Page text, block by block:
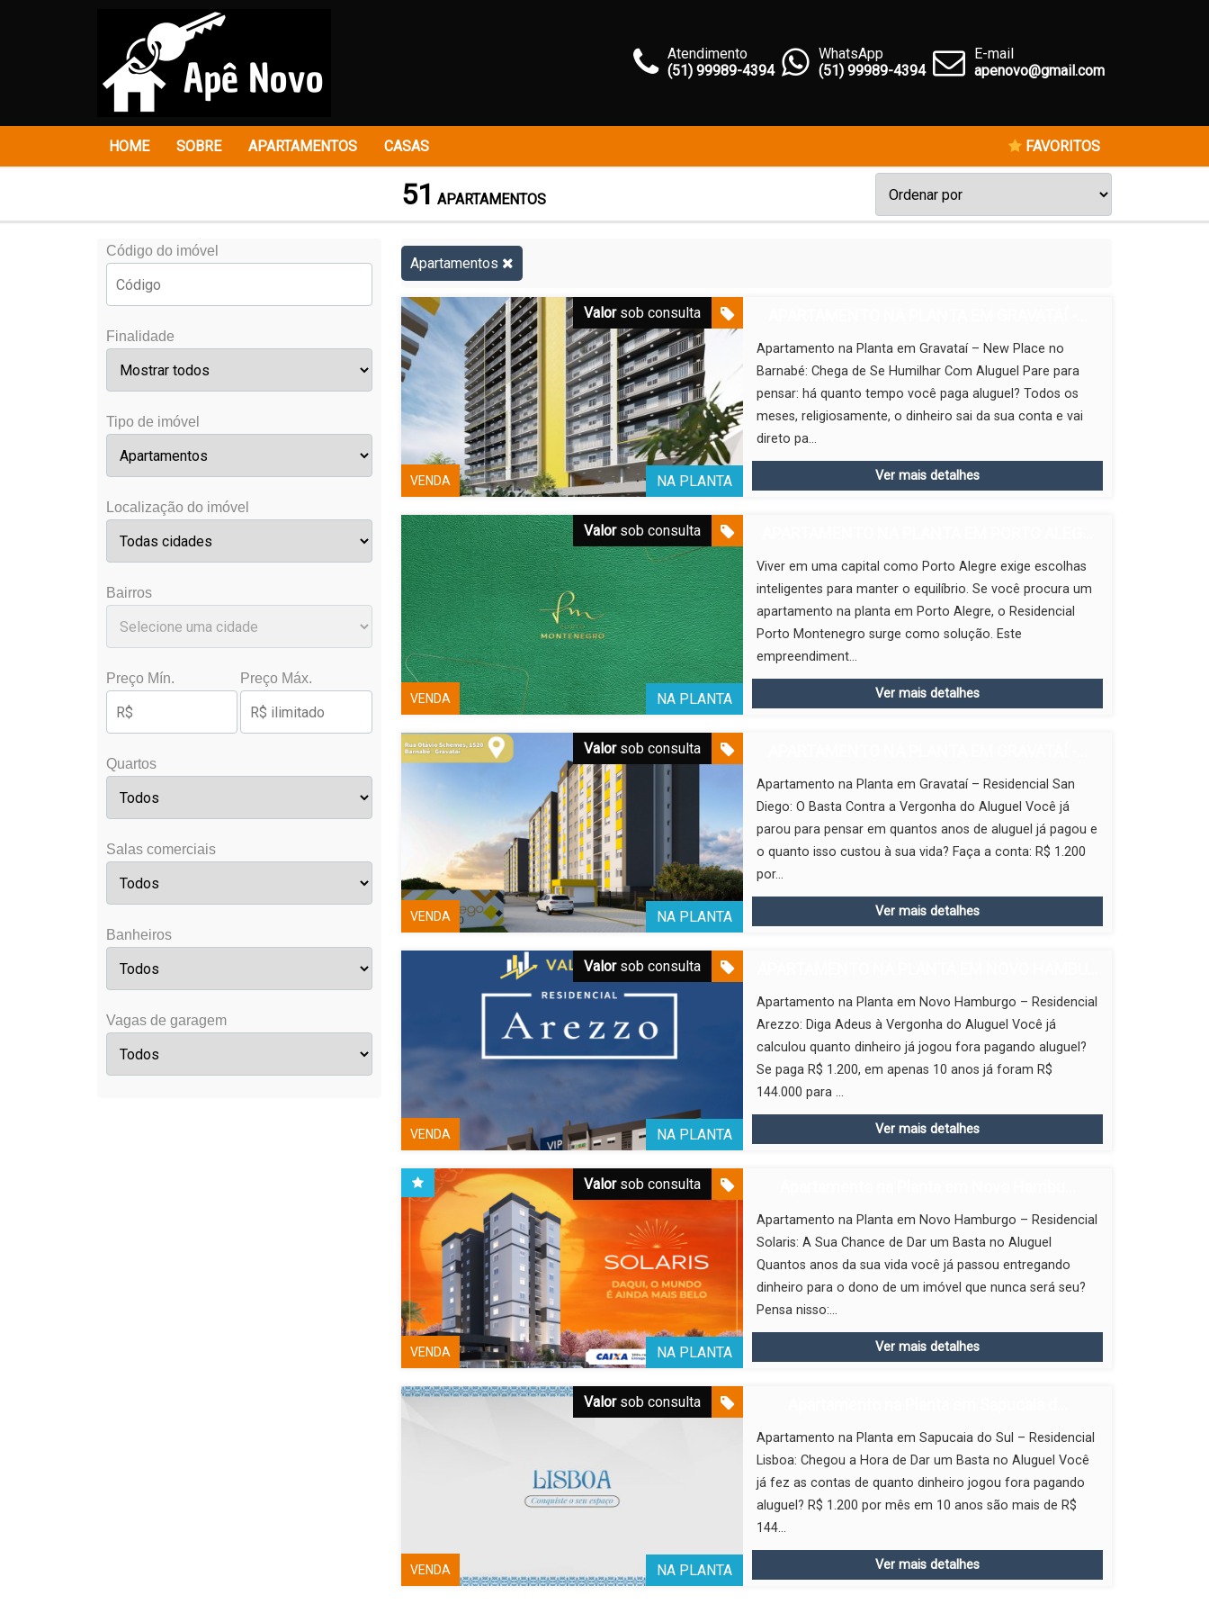
Atendimento
(51) 99989-4394
WhatsApp
(51) 99989-4394
E-mail
apenovo@gmail.com
FAVORITOS
HOME SOBRE APARTAMENTOS CASAS
51 APARTAMENTOS
Apartamentos
NA PLANTA
Valorsob consulta
VENDA
Apartamento na Planta em Gravataí – New Place no
Barnabé: Chega de Se Humilhar Com Aluguel Pare para
pensar: há quanto tempo você paga aluguel? Todos os
meses, religiosamente, o dinheiro sai da sua conta e vai
direto pa...
Ver mais detalhes
NA PLANTA
Valorsob consulta
VENDA
Viver em uma capital como Porto Alegre exige escolhas
inteligentes para manter o equilíbrio. Se você procura um
apartamento na planta em Porto Alegre, o Residencial
Porto Montenegro surge como solução. Este
empreendiment...
Ver mais detalhes
NA PLANTA
Valorsob consulta
VENDA
Apartamento na Planta em Gravataí – Residencial San
Diego: O Basta Contra a Vergonha do Aluguel Você já
parou para pensar em quantos anos de aluguel já pagou e
o quanto isso custou à sua vida? Faça a conta: R$ 1.200
por...
Ver mais detalhes
NA PLANTA
Valorsob consulta
VENDA
Apartamento na Planta em Novo Hamburgo – Residencial
Arezzo: Diga Adeus à Vergonha do Aluguel Você já
calculou quanto dinheiro já jogou fora pagando aluguel?
Se paga R$ 1.200, em apenas 10 anos já foram R$
144.000 para ...
Ver mais detalhes
NA PLANTA
Valorsob consulta
VENDA
Apartamento na Planta em Novo Hamburgo – Residencial
Solaris: A Sua Chance de Dar um Basta no Aluguel
Quantos anos da sua vida você já passou entregando
dinheiro para o dono de um imóvel que nunca será seu?
Pensa nisso:...
Ver mais detalhes
NA PLANTA
Valorsob consulta
VENDA
Apartamento na Planta em Sapucaia do Sul – Residencial
Lisboa: Chegou a Hora de Dar um Basta no Aluguel Você
já fez as contas de quanto dinheiro jogou fora pagando
aluguel? R$ 1.200 por mês em 10 anos são mais de R$
144...
Ver mais detalhes
Código do imóvel
Finalidade
Tipo de imóvel
Localização do imóvel
Bairros
Preço Mín. Preço Máx.
Quartos
Salas comerciais
Banheiros
Vagas de garagem